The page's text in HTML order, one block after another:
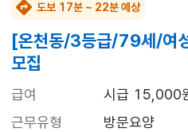
도보 17분 ~ 22분 예상
[온천동/3등급/79세/여
모집
급여
시급 15,000
근무유형
방문요양